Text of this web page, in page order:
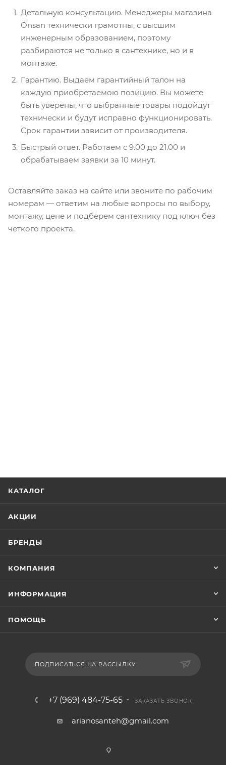
Детальную консультацию. Менеджеры магазина
Onsan технически грамотны, с высшим
инженерным образованием, поэтому
разбираются не только в сантехнике, но и в
монтаже.
Гарантию. Выдаем гарантийный талон на
каждую приобретаемою позицию. Вы можете
быть уверены, что выбранные товары подойдут
технически и будут исправно функционировать.
Срок гарантии зависит от производителя.
Быстрый ответ. Работаем с 9.00 до 21.00 и
обрабатываем заявки за 10 минут.
Оставляйте заказ на сайте или звоните по рабочим
номерам — ответим на любые вопросы по выбору,
монтажу, цене и подберем сантехнику под ключ без
четкого проекта.
КАТАЛОГ
АКЦИИ
БРЕНДЫ
КОМПАНИЯ
ИНФОРМАЦИЯ
ПОМОЩЬ
ПОДПИСАТЬСЯ НА РАССЫЛКУ
+7 (969) 484-75-65 ЗАКАЗАТЬ ЗВОНОК
arianosanteh@gmail.com